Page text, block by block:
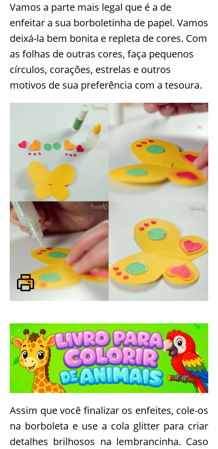
Vamos a parte mais legal que é a de
enfeitar a sua borboletinha de papel. Vamos
deixá-la bem bonita e repleta de cores. Com
as folhas de outras cores, faça pequenos
círculos, corações, estrelas e outros
motivos de sua preferência com a tesoura.
Assim que você finalizar os enfeites, cole-os
na borboleta e use a cola glitter para criar
detalhes brilhosos na lembrancinha. Caso